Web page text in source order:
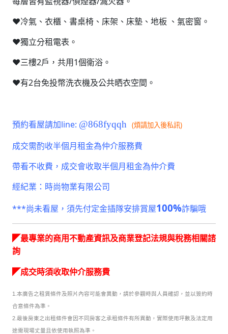
♥冷氣、衣櫃、書桌椅、床架、床墊、地板 、氣密窗。
♥獨立分租電表。
♥三樓2戶，共用1個衛浴。
♥有2台免投幣洗衣機及公共晒衣空間。
預約看屋請加line: @868fyqqh (煩請加入後私訊)
成交需酌收半個月租金為仲介服務費
帶看不收費，成交會收取半個月租金為仲介費
經紀業：時尚物業有限公司
***尚未看屋，須先付定金插隊安排賞屋100%詐騙哦
◤最專業的商用不動產資訊及商業登記法規與稅務相關諮
詢
◤成交時須收取仲介服務費
1.本廣告之租賃條件及照片內容可能會異動，請於參觀時與人員確認，並以簽約時
合意條件為準。
2.最後房東之出租條件會因不同房客之承租條件有所異動，實際使用坪數及法定用
途需現場丈量且依使用執照為準。